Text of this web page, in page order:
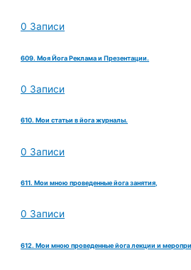
0 Записи
609. Моя Йога Реклама и Презентации.
0 Записи
610. Мои статьи в йога журналы.
0 Записи
611. Мои мною проведенные йога занятия,
0 Записи
612. Мои мною проведенные йога лекции и